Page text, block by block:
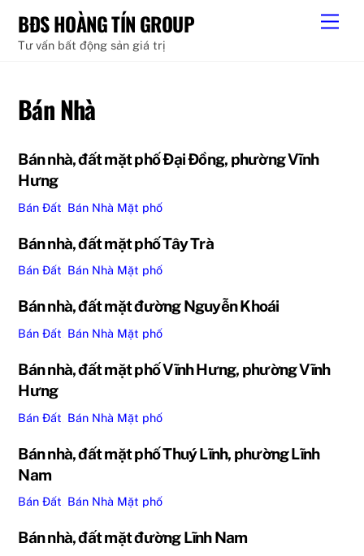
content
BĐS HOÀNG TÍN GROUP
Tư vấn bất động sản giá trị
Bán Nhà
Bán nhà, đất mặt phố Đại Đồng, phường Vĩnh
Hưng
Bán Đất Bán Nhà Mặt phố
Bán nhà, đất mặt phố Tây Trà
Bán Đất Bán Nhà Mặt phố
Bán nhà, đất mặt đường Nguyễn Khoái
Bán Đất Bán Nhà Mặt phố
Bán nhà, đất mặt phố Vĩnh Hưng, phường Vĩnh
Hưng
Bán Đất Bán Nhà Mặt phố
Bán nhà, đất mặt phố Thuý Lĩnh, phường Lĩnh
Nam
Bán Đất Bán Nhà Mặt phố
Bán nhà, đất mặt đường Lĩnh Nam